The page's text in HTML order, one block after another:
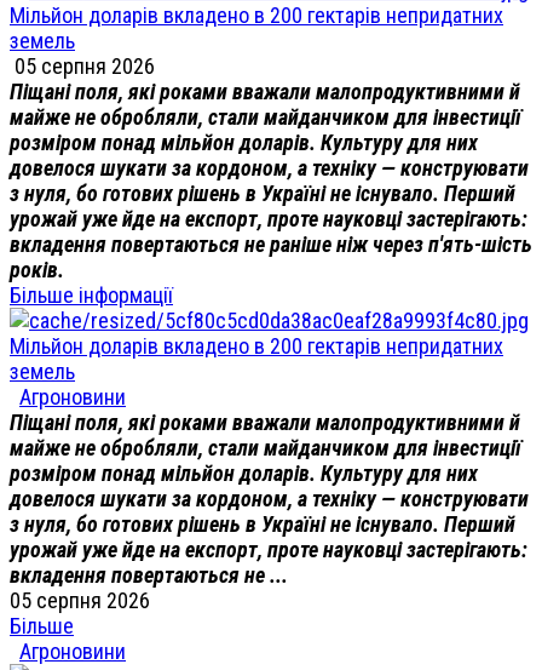
Мільйон доларів вкладено в 200 гектарів непридатних
земель
05 серпня 2026
Піщані поля, які роками вважали малопродуктивними й
майже не обробляли, стали майданчиком для інвестиції
розміром понад мільйон доларів. Культуру для них
довелося шукати за кордоном, а техніку — конструювати
з нуля, бо готових рішень в Україні не існувало. Перший
урожай уже йде на експорт, проте науковці застерігають:
вкладення повертаються не раніше ніж через п'ять-шість
років.
Більше інформації
Мільйон доларів вкладено в 200 гектарів непридатних
земель
Агроновини
Піщані поля, які роками вважали малопродуктивними й
майже не обробляли, стали майданчиком для інвестиції
розміром понад мільйон доларів. Культуру для них
довелося шукати за кордоном, а техніку — конструювати
з нуля, бо готових рішень в Україні не існувало. Перший
урожай уже йде на експорт, проте науковці застерігають:
вкладення повертаються не ...
05 серпня 2026
Більше
Агроновини